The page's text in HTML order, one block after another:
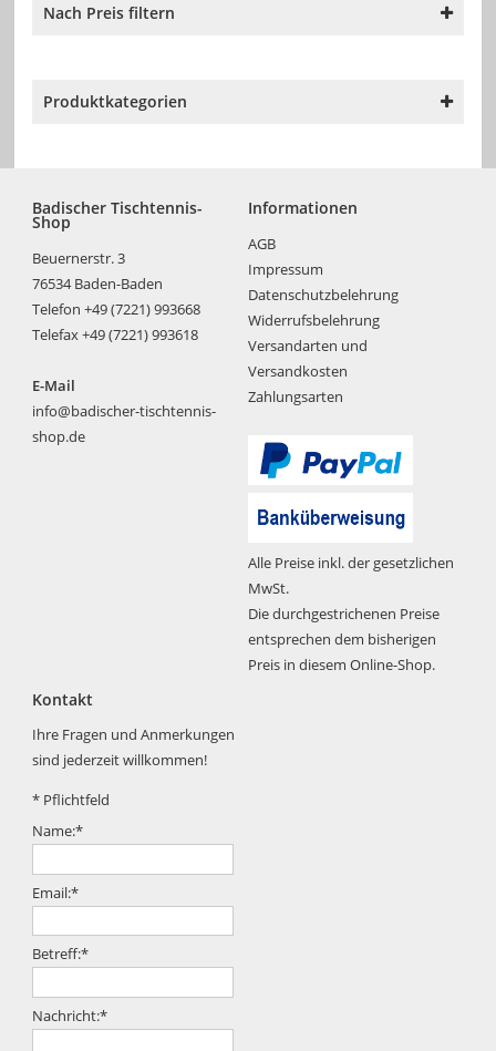
Nach Preis filtern
Produktkategorien
Badischer Tischtennis-
Shop
Beuernerstr. 3
76534 Baden-Baden
Telefon +49 (7221) 993668
Telefax +49 (7221) 993618
E-Mail
info@badischer-tischtennis-
shop.de
Informationen
AGB
Impressum
Datenschutzbelehrung
Widerrufsbelehrung
Versandarten und
Versandkosten
Zahlungsarten
Alle Preise inkl. der gesetzlichen
MwSt.
Die durchgestrichenen Preise
entsprechen dem bisherigen
Preis in diesem Online-Shop.
Kontakt
Ihre Fragen und Anmerkungen
sind jederzeit willkommen!
* Pflichtfeld
Name:*
Email:*
Betreff:*
Nachricht:*